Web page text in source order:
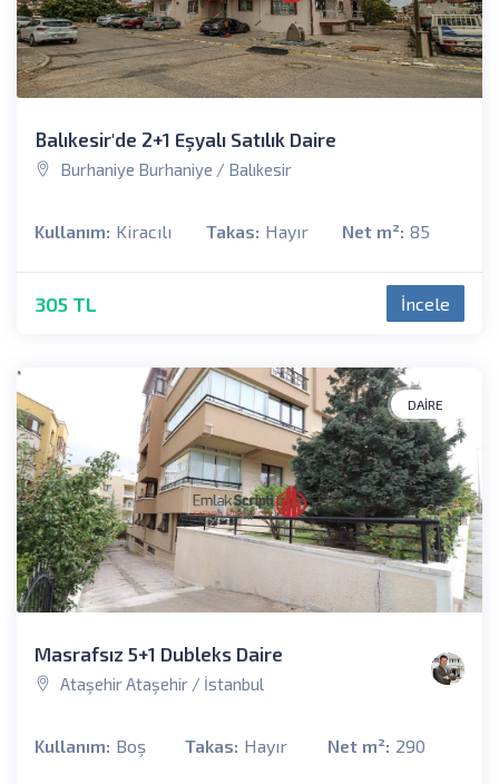
Balıkesir'de 2+1 Eşyalı Satılık Daire
Burhaniye Burhaniye / Balıkesir
Kullanım: Kiracılı Takas: Hayır Net m²: 85
305 TL İncele
DAIRE
Masrafsız 5+1 Dubleks Daire
Ataşehir Ataşehir / İstanbul
Kullanım: Boş Takas: Hayır Net m²: 290